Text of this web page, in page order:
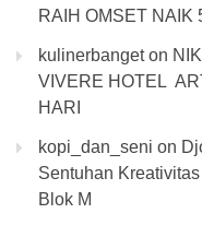
RAIH OMSET NAIK
kulinerbangeton
VIVERE HOTEL
HARI
kopi_dan_seni on
Sentuhan
Blok M